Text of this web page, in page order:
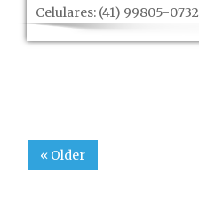
Celulares: (41) 99805-0732
« Older